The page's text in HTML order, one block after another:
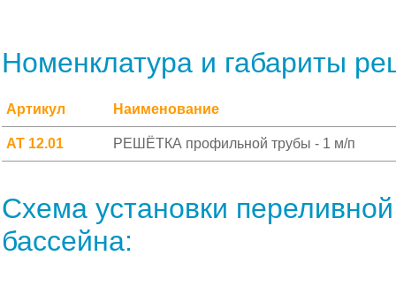
Номенклатура и габариты
Артикул Наименование
АТ 12.01 РЕШЁТКА профильной трубы - 1 м/п
Схема установки
бассейна: